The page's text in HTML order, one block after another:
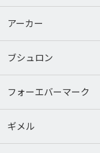
アーカー
ブシュロン
フォーエバーマーク
ギメル